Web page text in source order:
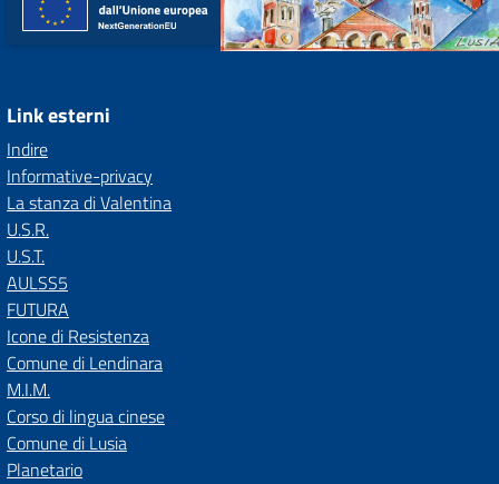
Link esterni
Indire
Informative-privacy
La stanza di Valentina
U.S.R.
U.S.T.
AULSS5
FUTURA
Icone di Resistenza
Comune di Lendinara
M.I.M.
Corso di lingua cinese
Comune di Lusia
Planetario